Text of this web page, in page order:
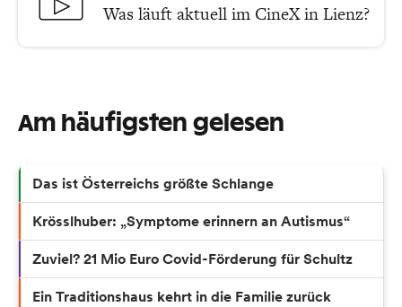
Was läuft aktuell im CineX in Lienz?
Am häufigsten gelesen
Das ist Österreichs größte Schlange
Krösslhuber: „Symptome erinnern an Autismus“
Zuviel? 21 Mio Euro Covid-Förderung für Schultz
Ein Traditionshaus kehrt in die Familie zurück